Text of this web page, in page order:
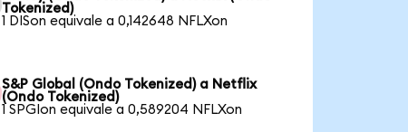
Tokenized)
1 DISon equivale a 0,142648 NFLXon
S&P Global (Ondo Tokenized) a Netflix
(Ondo Tokenized)
1 SPGIon equivale a 0,589204 NFLXon